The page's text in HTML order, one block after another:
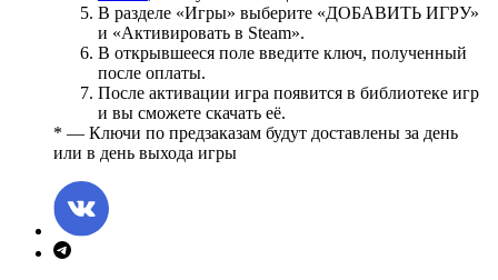
В разделе «Игры» выберите «ДОБАВИТЬ ИГРУ»
и «Активировать в Steam».
В открывшееся поле введите ключ, полученный
после оплаты.
После активации игра появится в библиотеке игр
и вы сможете скачать её.
* — Ключи по предзаказам будут доставлены за день
или в день выхода игры